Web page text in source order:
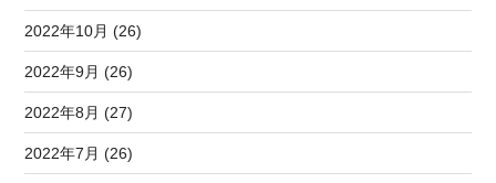
2022年10月 (26)
2022年9月 (26)
2022年8月 (27)
2022年7月 (26)